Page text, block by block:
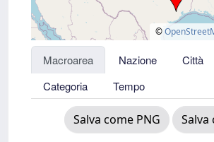
©
Macroarea Nazione Città
Categoria
Tempo
Salva come PNG Salva